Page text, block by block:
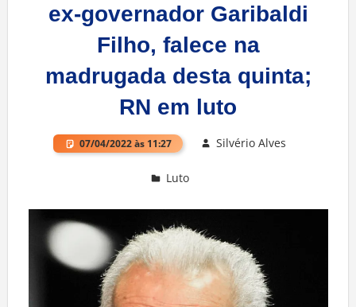
ex-governador Garibaldi
Filho, falece na
madrugada desta quinta;
RN em luto
07/04/2022 às 11:27 Silvério Alves
Luto